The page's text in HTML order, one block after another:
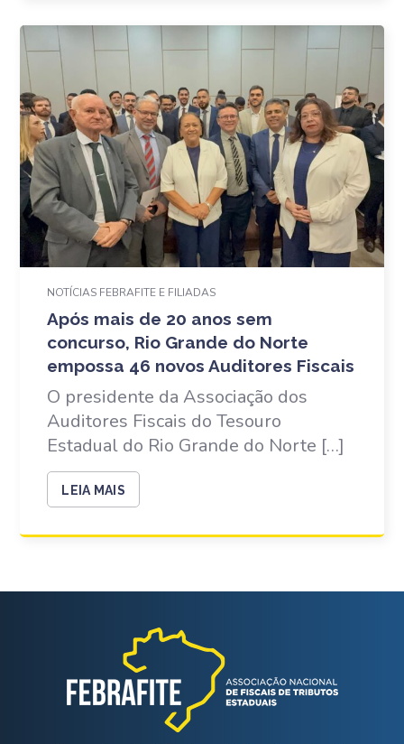
NOTÍCIAS FEBRAFITE E FILIADAS
Após mais de 20 anos sem
concurso, Rio Grande do Norte
empossa 46 novos Auditores Fiscais
O presidente da Associação dos
Auditores Fiscais do Tesouro
Estadual do Rio Grande do Norte […]
LEIA MAIS